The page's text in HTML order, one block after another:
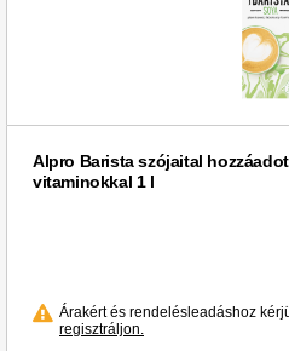
Alpro Barista szójaital
vitaminokkal 1 l
Árakért és rendelésleadáshoz
regisztráljon.